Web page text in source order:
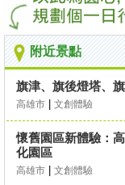
附近景點
旗津、旗後燈塔、
高雄市 文創體驗
懷舊園區新體驗：
化園區
高雄市 文創體驗